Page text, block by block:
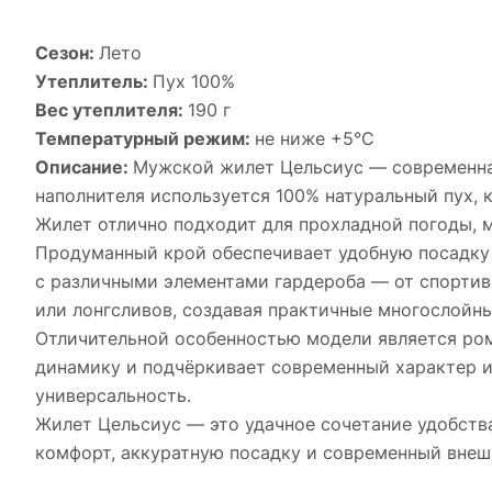
Сезон: Лето
Утеплитель: Пух 100%
Вес утеплителя: 190 г
Температурный режим: не ниже +5°С
Описание: Мужской жилет Цельсиус —
наполнителя используется 100% натуральный
Жилет отлично подходит для прохладной погоды,
Продуманный крой обеспечивает удобную
с различными элементами гардероба — от
или лонгсливов, создавая практичные
Отличительной особенностью модели является
динамику и подчёркивает современный характер
универсальность.
Жилет Цельсиус — это удачное сочетание
комфорт, аккуратную посадку и современный